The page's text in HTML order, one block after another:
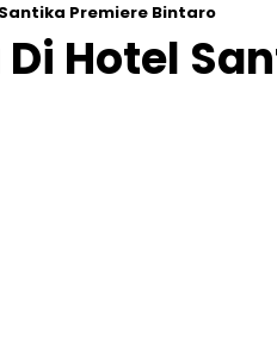
Premiere Bintaro
Hotel